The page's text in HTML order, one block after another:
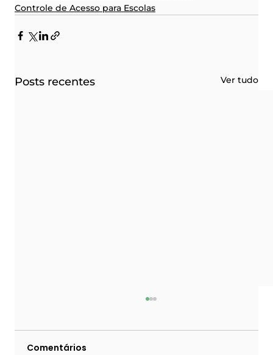
Controle de Acesso para Escolas
Posts recentes Ver tudo
Comentários